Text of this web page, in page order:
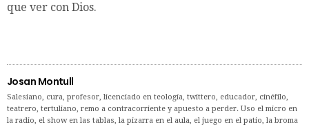
que ver con Dios.
Josan Montull
Salesiano, cura, profesor, licenciado en teología, twittero, educador, cinéfilo,
teatrero, tertuliano, remo a contracorriente y apuesto a perder. Uso el micro en
la radio, el show en las tablas, la pizarra en el aula, el juego en el patio, la broma